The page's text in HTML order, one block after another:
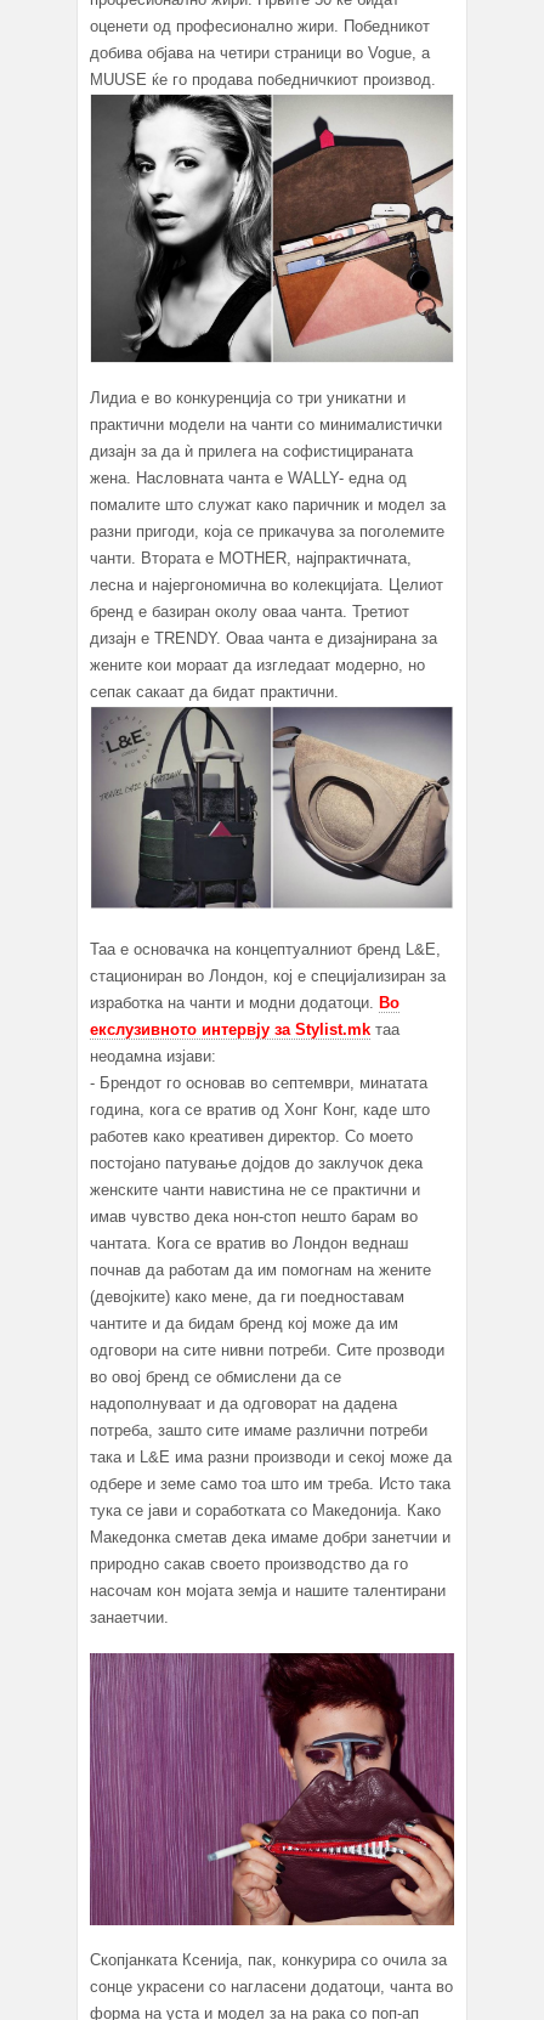
оценети од професионално жири. Победникот
добива објава на четири страници во Vogue, а
MUUSE ќе го продава победничкиот производ.
Лидиа е во конкуренција со три уникатни и
практични модели на чанти со минималистички
дизајн за да ѝ прилега на софистицираната
жена. Насловната чанта е WALLY- една од
помалите што служат како паричник и модел за
разни пригоди, која се прикачува за поголемите
чанти. Втората е MOTHER, најпрактичната,
лесна и најергономичнa во колекцијата. Целиот
бренд е базиран околу оваа чанта. Третиот
дизајн е TRENDY. Оваа чанта е дизајнирана за
жените кои мораат да изгледаат модерно, но
сепак сакаат да бидат практични.
Таа е основачка на концептуалниот бренд L&E,
стациониран во Лондон, кој е специјализиран за
изработка на чанти и модни додатоци. Во
екслузивното интервју за Stylist.mk таа
неодaмна изјави:
- Брендот го основав во септември, минатата
година, кога се вратив од Хонг Конг, каде што
работев како креативен директор. Со моето
постојано патување дојдов до заклучок дека
женските чанти навистина не се практични и
имав чувство дека нон-стоп нешто барам во
чантата. Кога се вратив во Лондон веднаш
почнав да работам да им помогнам на жените
(девојките) како мене, да ги поедноставам
чантите и да бидам бренд кој може да им
одговори на сите нивни потреби. Сите прозводи
во овој бренд се обмислени да се
надополнуваат и да одговорат на дадена
потреба, зашто сите имаме различни потреби
така и L&E има разни производи и секој може да
одбере и земе само тоа што им треба. Исто така
тука се јави и соработката со Македонија. Како
Македонка сметав дека имаме добри занетчии и
природно сакав своето производство да го
насочам кон мојата земја и нашите талентирани
занаетчии.
Скопјанката Ксенија, пак, конкурира со очила за
сонце украсени со нагласени додатоци, чанта во
форма на уста и модел за на рака со поп-ап